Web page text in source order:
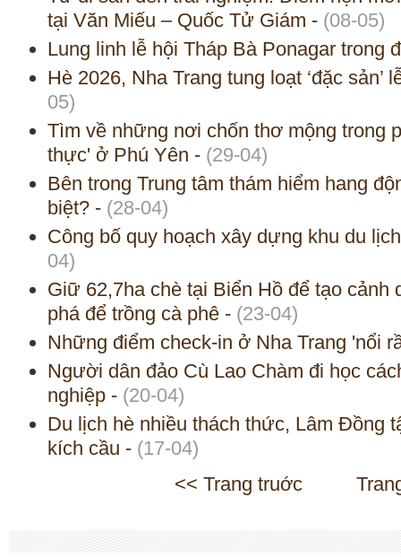
tại Văn Miếu – Quốc Tử Giám - (08-05)
Lung linh lễ hội Tháp Bà Ponagar trong
Hè 2026, Nha Trang tung loạt ‘đặc sản’
05)
Tìm về những nơi chốn thơ mộng trong
thực' ở Phú Yên - (29-04)
Bên trong Trung tâm thám hiểm hang
biệt? - (28-04)
Công bố quy hoạch xây dựng khu du
04)
Giữ 62,7ha chè tại Biển Hồ để tạo cảnh
phá để trồng cà phê - (23-04)
Những điểm check-in ở Nha Trang 'nổi
Người dân đảo Cù Lao Chàm đi học
nghiệp - (20-04)
Du lịch hè nhiều thách thức, Lâm Đồng
kích cầu - (17-04)
<< Trang truớc